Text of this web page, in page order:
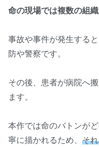
命の現場では複数の組
事故や事件が発生する
防や警察です。
その後、患者が病院へ
ます。
本作では命のバトンが
寧に描かれるため、 そ